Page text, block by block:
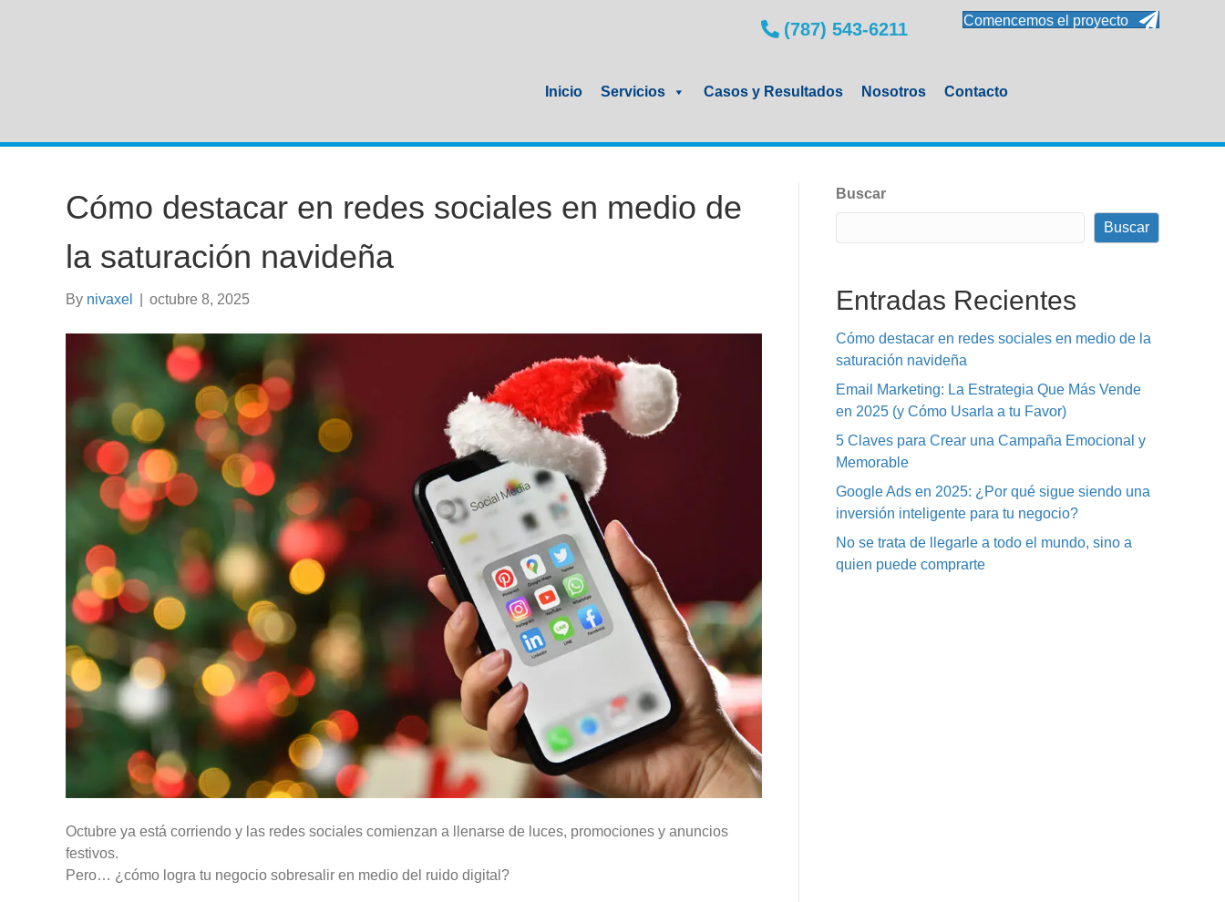
(787) 543-6211 Comencemos el proyecto
Inicio Servicios Casos y Resultados Nosotros Contacto
Cómo destacar en redes sociales en medio de
la saturación navideña
By nivaxel octubre 8, 2025
Octubre ya está corriendo y las redes sociales comienzan a llenarse de luces, promociones y anuncios
festivos.
Pero… ¿cómo logra tu negocio sobresalir en medio del ruido digital?
Buscar
Buscar
Entradas Recientes
Cómo destacar en redes sociales en medio de la
saturación navideña
Email Marketing: La Estrategia Que Más Vende
en 2025 (y Cómo Usarla a tu Favor)
5 Claves para Crear una Campaña Emocional y
Memorable
Google Ads en 2025: ¿Por qué sigue siendo una
inversión inteligente para tu negocio?
No se trata de llegarle a todo el mundo, sino a
quien puede comprarte